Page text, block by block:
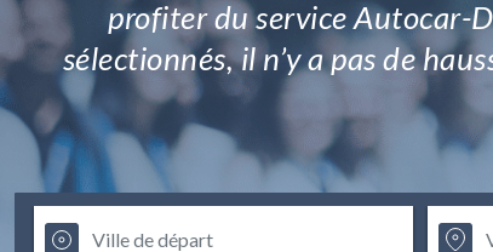
profiter du service Autocar-
sélectionnés, il n’y a pas de